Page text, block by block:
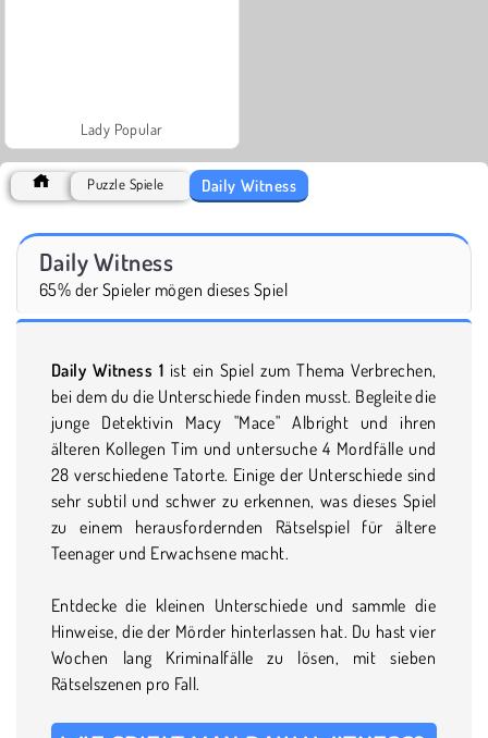
Lady Popular
Puzzle Spiele Daily Witness
Daily Witness
65% der Spieler mögen dieses Spiel
Daily Witness 1 ist ein Spiel zum Thema Verbrechen,
bei dem du die Unterschiede finden musst. Begleite die
junge Detektivin Macy "Mace" Albright und ihren
älteren Kollegen Tim und untersuche 4 Mordfälle und
28 verschiedene Tatorte. Einige der Unterschiede sind
sehr subtil und schwer zu erkennen, was dieses Spiel
zu einem herausfordernden Rätselspiel für ältere
Teenager und Erwachsene macht.
Entdecke die kleinen Unterschiede und sammle die
Hinweise, die der Mörder hinterlassen hat. Du hast vier
Wochen lang Kriminalfälle zu lösen, mit sieben
Rätselszenen pro Fall.